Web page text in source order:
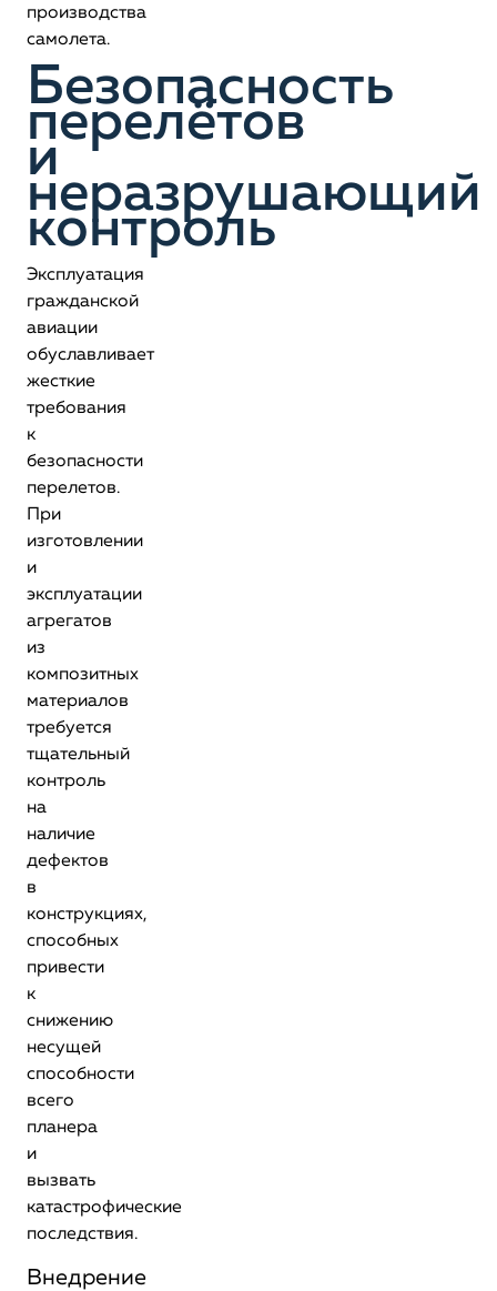
производства
самолета.
Безопасность
перелётов
и
неразрушающий
контроль
Эксплуатация
гражданской
авиации
обуславливает
жесткие
требования
к
безопасности
перелетов.
При
изготовлении
и
эксплуатации
агрегатов
из
композитных
материалов
требуется
тщательный
контроль
на
наличие
дефектов
в
конструкциях,
способных
привести
к
снижению
несущей
способности
всего
планера
и
вызвать
катастрофические
последствия.
Внедрение